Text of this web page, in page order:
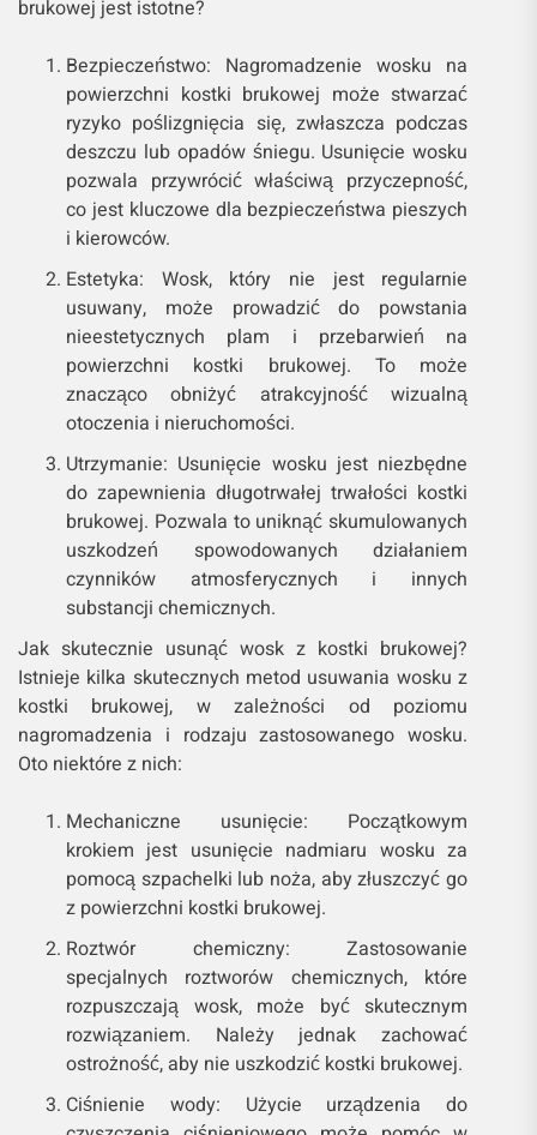
brukowej jest istotne?
Bezpieczeństwo: Nagromadzenie wosku na
powierzchni kostki brukowej może stwarzać
ryzyko poślizgnięcia się, zwłaszcza podczas
deszczu lub opadów śniegu. Usunięcie wosku
pozwala przywrócić właściwą przyczepność,
co jest kluczowe dla bezpieczeństwa pieszych
i kierowców.
Estetyka: Wosk, który nie jest regularnie
usuwany, może prowadzić do powstania
nieestetycznych plam i przebarwień na
powierzchni kostki brukowej. To może
znacząco obniżyć atrakcyjność wizualną
otoczenia i nieruchomości.
Utrzymanie: Usunięcie wosku jest niezbędne
do zapewnienia długotrwałej trwałości kostki
brukowej. Pozwala to uniknąć skumulowanych
uszkodzeń spowodowanych działaniem
czynników atmosferycznych i innych
substancji chemicznych.
Jak skutecznie usunąć wosk z kostki brukowej?
Istnieje kilka skutecznych metod usuwania wosku z
kostki brukowej, w zależności od poziomu
nagromadzenia i rodzaju zastosowanego wosku.
Oto niektóre z nich:
Mechaniczne usunięcie: Początkowym
krokiem jest usunięcie nadmiaru wosku za
pomocą szpachelki lub noża, aby złuszczyć go
z powierzchni kostki brukowej.
Roztwór chemiczny: Zastosowanie
specjalnych roztworów chemicznych, które
rozpuszczają wosk, może być skutecznym
rozwiązaniem. Należy jednak zachować
ostrożność, aby nie uszkodzić kostki brukowej.
Ciśnienie wody: Użycie urządzenia do